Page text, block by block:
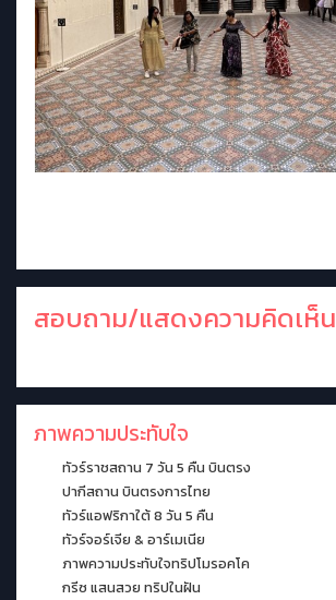
สอบถาม/แสดงความคิดเห็น
ภาพความประทับใจ
ทัวร์ราชสถาน 7 วัน 5 คืน บินตรง
ปากีสถาน บินตรงการไทย
ทัวร์แอฟริกาใต้ 8 วัน 5 คืน
ทัวร์จอร์เจีย & อาร์เมเนีย
ภาพความประทับใจทริปโมรอคโค
กรีซ แสนสวย ทริปในฝัน